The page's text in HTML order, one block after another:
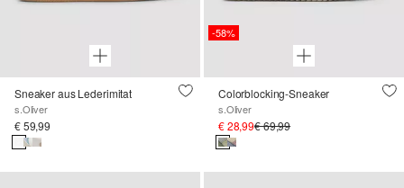
Sneaker aus Lederimitat
s.Oliver
€ 59,99
-58%
Colorblocking-Sneaker
s.Oliver
€ 28,99€ 69,99